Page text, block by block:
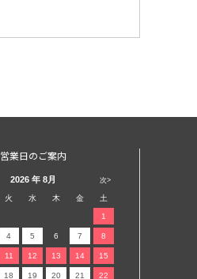
営業日のご案内
次>
2026 年 8月
火 水 木 金 土
1
4 5 6 7 8
11 12 13 14 15
18 19 20 21 22